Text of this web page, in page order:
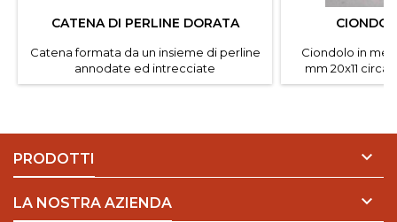
CATENA DI PERLINE DORATA
Catena formata da un insieme di perline
annodate ed intrecciate
assieme.Dimensione perline 2
Ciondolo in
mm 20x11
da
PRODOTTI 
LA NOSTRA AZIENDA 